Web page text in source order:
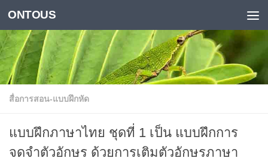
Skip to content
ONTOUS
สื่อการสอน-แบบฝึกหัด
แบบฝึกภาษาไทย ชุดที่ 1 เป็น แบบฝึกการ
จดจำตัวอักษร ด้วยการเติมตัวอักษรภาษา